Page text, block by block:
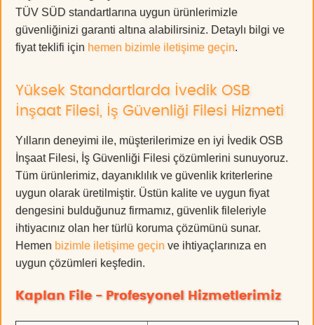
TÜV SÜD standartlarına uygun ürünlerimizle
güvenliğinizi garanti altına alabilirsiniz. Detaylı bilgi ve
fiyat teklifi için hemen bizimle iletişime geçin.
Yüksek Standartlarda İvedik OSB
İnşaat Filesi, İş Güvenliği Filesi Hizmeti
Yılların deneyimi ile, müşterilerimize en iyi İvedik OSB
İnşaat Filesi, İş Güvenliği Filesi çözümlerini sunuyoruz.
Tüm ürünlerimiz, dayanıklılık ve güvenlik kriterlerine
uygun olarak üretilmiştir. Üstün kalite ve uygun fiyat
dengesini bulduğunuz firmamız, güvenlik fileleriyle
ihtiyacınız olan her türlü koruma çözümünü sunar.
Hemen bizimle iletişime geçin ve ihtiyaçlarınıza en
uygun çözümleri keşfedin.
Kaplan File - Profesyonel Hizmetlerimiz